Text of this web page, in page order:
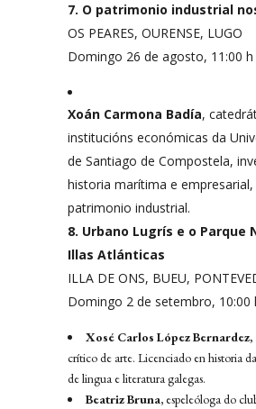
7. O patrimonio industrial
OS PEARES, OURENSE, LUGO
Domingo 26 de agosto, 11:00 h
Xoán Carmona Badía,
institucións económicas da
de Santiago de Compostela,
historia marítima e empresarial,
patrimonio industrial.
8. Urbano Lugrís e o Parque
Illas Atlánticas
ILLA DE ONS, BUEU,
Domingo 2 de setembro, 10:00
Xosé Carlos López Bernardez,
crítico de arte. Licenciado en historia
de lingua e literatura galegas.
Beatriz Bruna, espeleóloga do